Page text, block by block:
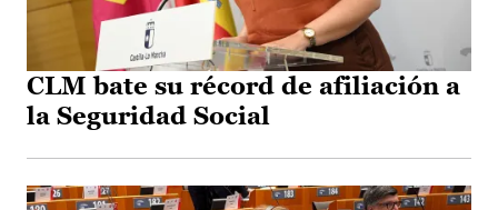
CLM bate su récord de afiliación a
la Seguridad Social